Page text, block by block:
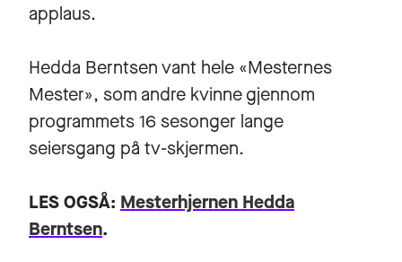
applaus.
Hedda Berntsen vant hele «Mesternes
Mester», som andre kvinne gjennom
programmets 16 sesonger lange
seiersgang på tv-skjermen.
LES OGSÅ: Mesterhjernen Hedda
Berntsen.